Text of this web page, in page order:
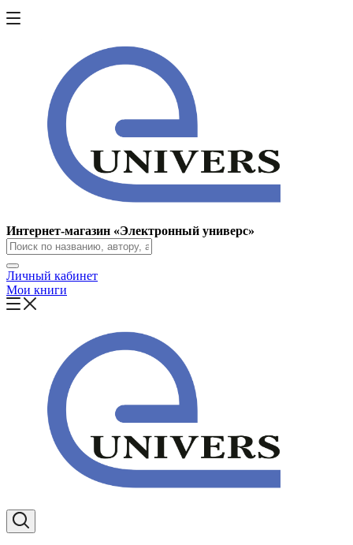
Интернет-магазин «Электронный универс»
Личный кабинет
Мои книги